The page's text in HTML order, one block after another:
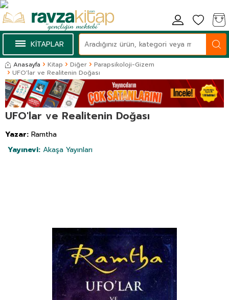
KİTAPLAR
Anasayfa Kitap Diğer
Parapsikoloji-Gizem
UFO'lar ve Realitenin Doğası
UFO'lar ve Realitenin Doğası
Yazar: Ramtha
Yayınevi: Akaşa Yayınları